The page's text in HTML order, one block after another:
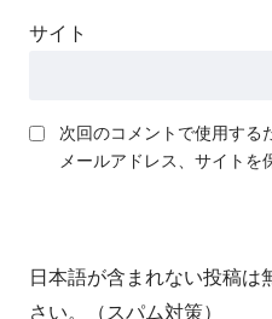
サイト
次回のコメントで使用する
メールアドレス、サイトを
日本語が含まれない投稿は
さい。（スパム対策）